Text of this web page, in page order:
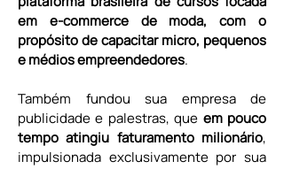
em e-commerce de moda, com o
propósito de capacitar micro, pequenos
e médios empreendedores.
Também fundou sua empresa de
publicidade e palestras, que em pouco
tempo atingiu faturamento milionário,
impulsionada exclusivamente por sua